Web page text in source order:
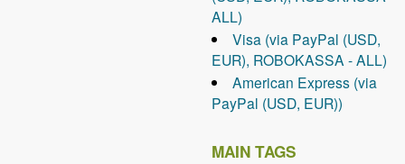
ALL)
Visa (via PayPal (USD,
EUR), ROBOKASSA - ALL)
American Express (via
PayPal (USD, EUR))
MAIN TAGS